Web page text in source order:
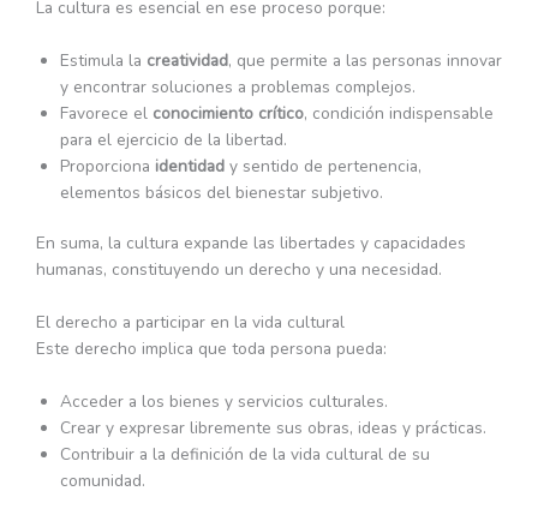
La cultura es esencial en ese proceso porque:
Estimula la creatividad, que permite a las personas innovar
y encontrar soluciones a problemas complejos.
Favorece el conocimiento crítico, condición indispensable
para el ejercicio de la libertad.
Proporciona identidad y sentido de pertenencia,
elementos básicos del bienestar subjetivo.
En suma, la cultura expande las libertades y capacidades
humanas, constituyendo un derecho y una necesidad.
El derecho a participar en la vida cultural
Este derecho implica que toda persona pueda:
Acceder a los bienes y servicios culturales.
Crear y expresar libremente sus obras, ideas y prácticas.
Contribuir a la definición de la vida cultural de su
comunidad.